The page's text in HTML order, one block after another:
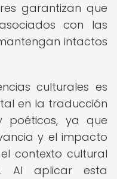
garantizan que
con las
intactos
culturales es
en la traducción
poéticos, ya que
y el impacto
contexto cultural
Al aplicar esta